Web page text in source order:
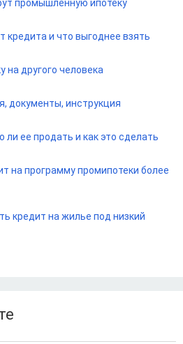
промышленную ипотеку
кредита и что выгоднее взять
на другого человека
документы, инструкция
ли ее продать и как это сделать
на программу промипотеки более
кредит на жилье под низкий